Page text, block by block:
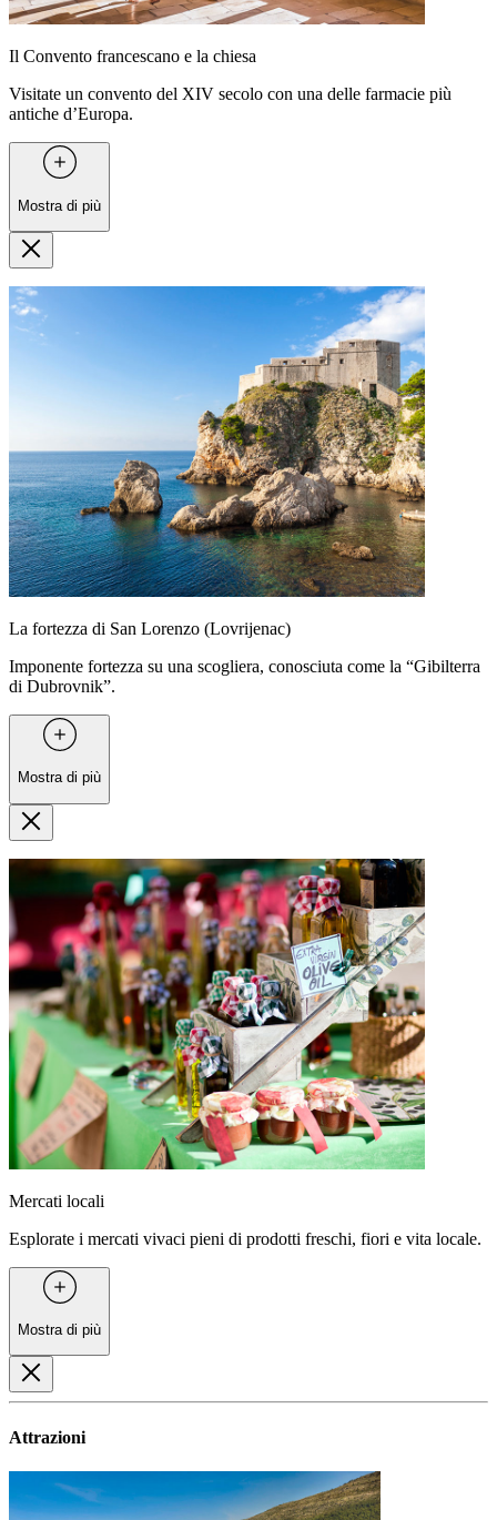
Il Convento francescano e la chiesa
Visitate un convento del XIV secolo con una delle farmacie più
antiche d’Europa.
Mostra di più
La fortezza di San Lorenzo (Lovrijenac)
Imponente fortezza su una scogliera, conosciuta come la “Gibilterra
di Dubrovnik”.
Mostra di più
Mercati locali
Esplorate i mercati vivaci pieni di prodotti freschi, fiori e vita locale.
Mostra di più
Attrazioni